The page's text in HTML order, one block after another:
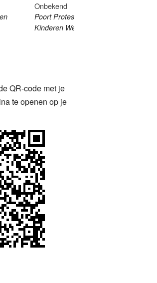
Onbekend
Poort Protestants
Kinderen Weeshuis
QR-code met je
te openen op je